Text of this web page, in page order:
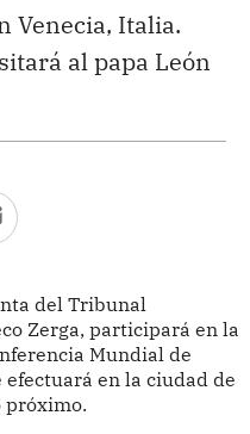
Venecia, Italia.
al papa León
del Tribunal
Zerga, participará en la
Mundial de
en la ciudad de
próximo.